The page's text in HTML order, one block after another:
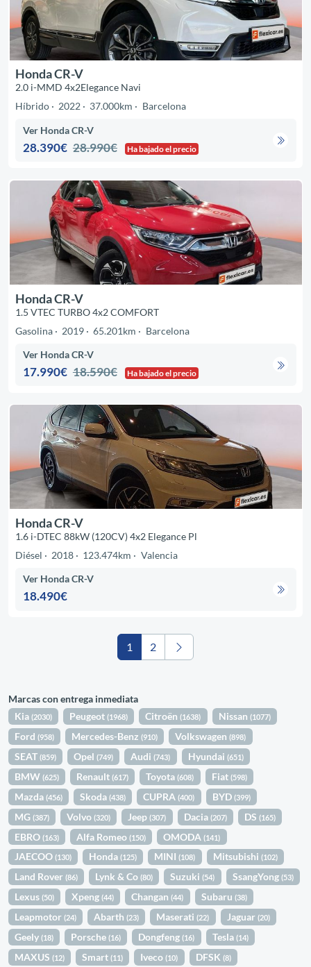
Honda CR-V
2.0 i-MMD 4x2Elegance Navi
Híbrido
2022 37.000km Barcelona
Ver Honda CR-V
28.390€ 28.990€ Ha bajado el precio
Honda CR-V
1.5 VTEC TURBO 4x2 COMFORT
Gasolina
2019 65.201km Barcelona
Ver Honda CR-V
17.990€ 18.590€ Ha bajado el precio
Honda CR-V
1.6 i-DTEC 88kW (120CV) 4x2 Elegance Pl
Diésel
2018 123.474km Valencia
Ver Honda CR-V
18.490€
1 2
Marcas con entrega inmediata
Kia(2030) Peugeot(1968) Citroën(1638) Nissan (1077)
Ford(958) Mercedes-Benz(910) Volkswagen(898)
SEAT(859) Opel(749) Audi(743) Hyundai (651)
BMW(625) Renault(617) Toyota(608) Fiat (598)
Mazda(456) Skoda(438) CUPRA(400) BYD (399)
MG(387) Volvo(320) Jeep(307) Dacia (207) DS (165)
EBRO(163) Alfa Romeo(150) OMODA(141)
JAECOO(130) Honda(125) MINI(108) Mitsubishi (102)
Land Rover(86) Lynk & Co(80) Suzuki(54) SsangYong (53)
Lexus(50) Xpeng(44) Changan(44) Subaru (38)
Leapmotor(24) Abarth(23) Maserati(22) Jaguar (20)
Geely(18) Porsche(16) Dongfeng(16) Tesla (14)
MAXUS(12) Smart(11) Iveco(10) DFSK (8)